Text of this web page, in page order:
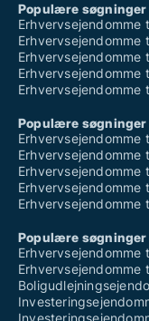
Populære søgninger
Erhvervsejendomme
Erhvervsejendomme
Erhvervsejendomme
Erhvervsejendomme
Erhvervsejendomme
Populære søgninger
Erhvervsejendomme
Erhvervsejendomme
Erhvervsejendomme
Erhvervsejendomme
Erhvervsejendomme
Populære søgninger
Erhvervsejendomme
Erhvervsejendomme